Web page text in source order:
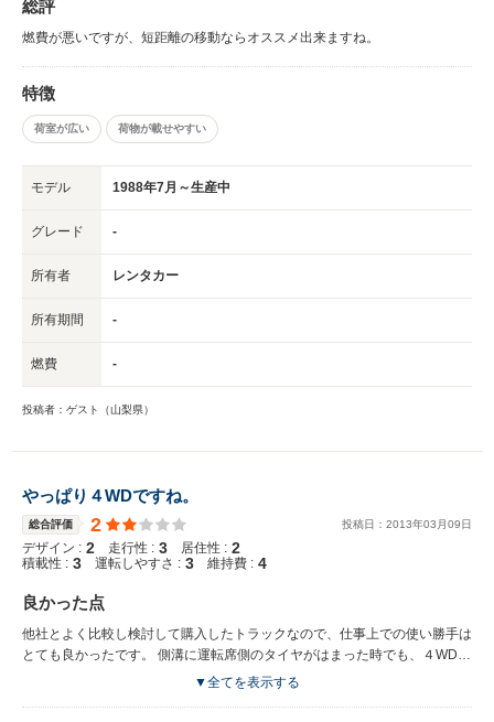
総評
燃費が悪いですが、短距離の移動ならオススメ出来ますね。
特徴
荷室が広い 荷物が載せやすい
モデル 1988年7月～生産中
グレード -
所有者 レンタカー
所有期間 -
燃費 -
投稿者：ゲスト（山梨県）
やっぱり４WDですね。
総合評価 2 投稿日： 2013年03 月09日
デザイン : 2 走行性 : 3 居住性 : 2
積載性 : 3 運転しやすさ : 3 維持費 : 4
良かった点
他社とよく比較し検討して購入したトラックなので、仕事上での使い勝手は
とても良かったです。 側溝に運転席側のタイヤがはまった時でも、４WDに
切り替えたら簡単に脱出できました。前輪にチェーンも巻けば雪山もガンガ
▼全てを表示する